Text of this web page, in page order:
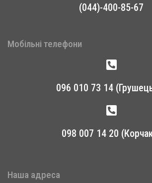
(044)-400-85-67
Мобільні телефони
096 010 73 14
098 007 14 20
Наша адреса